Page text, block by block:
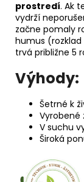
prostredí. Ak
vydrží
začne pomaly
humus
trvá približne 5
Výhody:
Šetrné k
Vyrobené
V suchu
Široká